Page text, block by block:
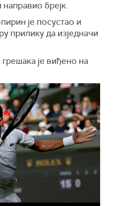
брејк.
је посустао и
прилику да изједначи
је виђено на